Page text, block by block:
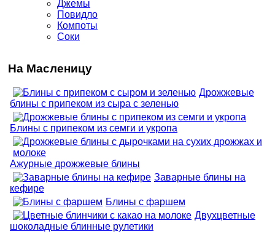
Джемы
Повидло
Компоты
Соки
На Масленицу
Дрожжевые
блины с припеком из сыра с зеленью
Блины с припеком из семги и укропа
Ажурные дрожжевые блины
Заварные блины на
кефире
Блины с фаршем
Двухцветные
шоколадные блинные рулетики